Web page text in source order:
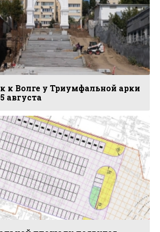
к Волге у Триумфальной арки
августа